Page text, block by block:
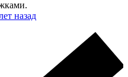
назад